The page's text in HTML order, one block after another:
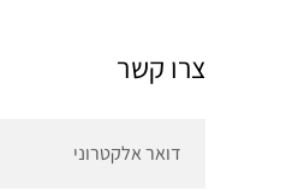
צרו קשר
דואר אלקטרוני